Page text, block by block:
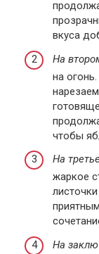
вкуса
На
на
чтобы
На
жаркое
На